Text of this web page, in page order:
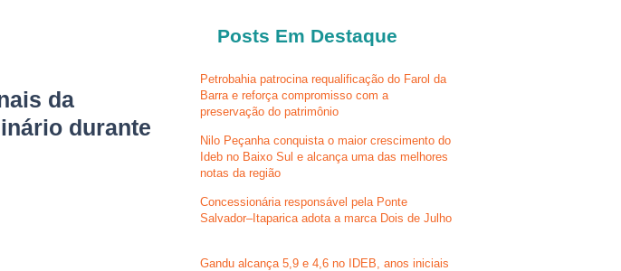
da
durante
Posts Em Destaque
Petrobahia patrocina requalificação do Farol da
Barra e reforça compromisso com a
preservação do patrimônio
Nilo Peçanha conquista o maior crescimento do
Ideb no Baixo Sul e alcança uma das melhores
notas da região
Concessionária responsável pela Ponte
Salvador–Itaparica adota a marca Dois de Julho
Gandu alcança 5,9 e 4,6 no IDEB, anos iniciais